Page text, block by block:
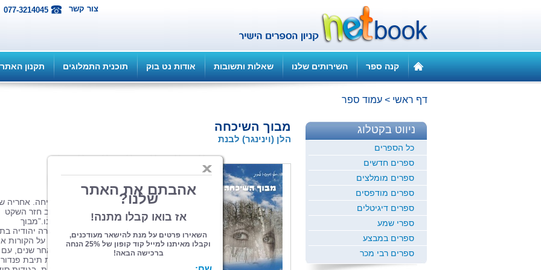
077-3214045 צור קשר
קנה ספר השירותים שלנו שאלות ותשובות אודות נט בוק תוכנית התמלוגים תקנון האתר
דף ראשי > עמוד ספר
מבוך השיכחה
הלן (וינינגר) לבנת
“ירייה פילחה את האוויר הצונן של טרם זריחה. אחריה
מתוח, שהופר בצעקה מצמררת אחת. ושוב חזר השקט
לשכון בשכונת הווילות הסמוכה לקריית אונו.”מבוך
המשחזרת, דרך מכתביה, סיפור יוצא דופן על הקורות
מאז היותה בת 8 בביתו של קצין נאצי...לאחר שנים, עם
הופעתו בישראל של אורח מסתורי, נפתחת תיבת
ניווט בקטלוג
כל הספרים
ספרים חדשים
ספרים מומלצים
ספרים מודפסים
ספרים דיגיטלים
ספרי שמע
ספרים במבצע
ספרים רבי מכר